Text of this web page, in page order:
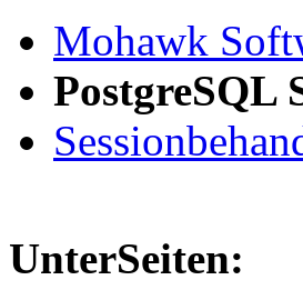
Mohawk
PostgreSQL
UnterSeiten: